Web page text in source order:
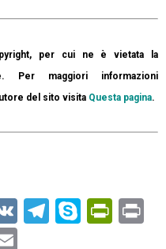
per cui ne è vietata la
Per maggiori informazioni
del sito visita Questa pagina.
VK Telegram
Skype